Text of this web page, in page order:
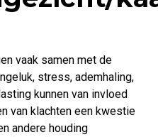
vaak samen met de
stress, ademhaling,
kunnen van invloed
van klachten een kwestie
andere houding